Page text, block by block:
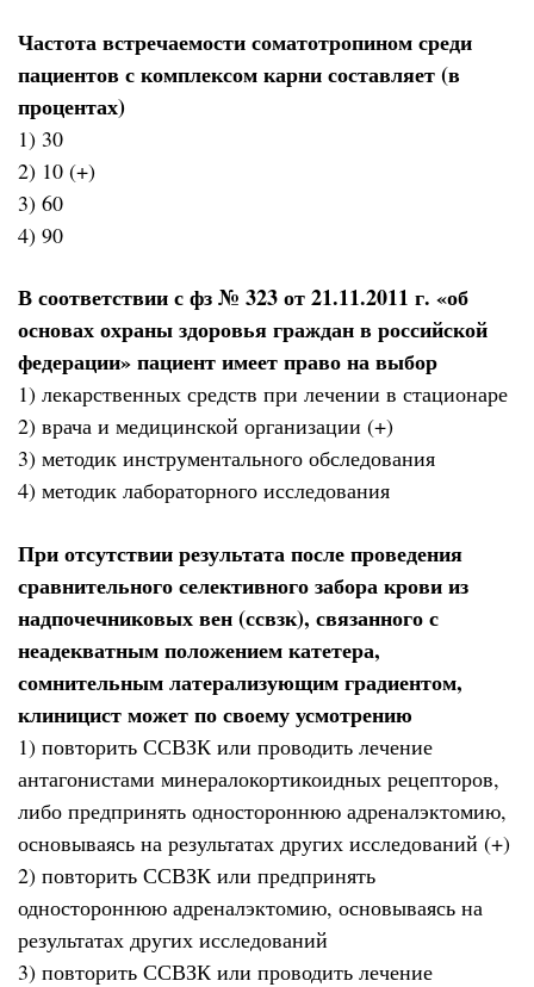
Частота встречаемости соматотропином среди
пациентов с комплексом карни составляет (в
процентах)
1) 30
2) 10 (+)
3) 60
4) 90
В соответствии с фз № 323 от 21.11.2011 г. «об
основах охраны здоровья граждан в российской
федерации» пациент имеет право на выбор
1) лекарственных средств при лечении в стационаре
2) врача и медицинской организации (+)
3) методик инструментального обследования
4) методик лабораторного исследования
При отсутствии результата после проведения
сравнительного селективного забора крови из
надпочечниковых вен (ссвзк), связанного с
неадекватным положением катетера,
сомнительным латерализующим градиентом,
клиницист может по своему усмотрению
1) повторить ССВЗК или проводить лечение
антагонистами минералокортикоидных рецепторов,
либо предпринять одностороннюю адреналэктомию,
основываясь на результатах других исследований (+)
2) повторить ССВЗК или предпринять
одностороннюю адреналэктомию, основываясь на
результатах других исследований
3) повторить ССВЗК или проводить лечение